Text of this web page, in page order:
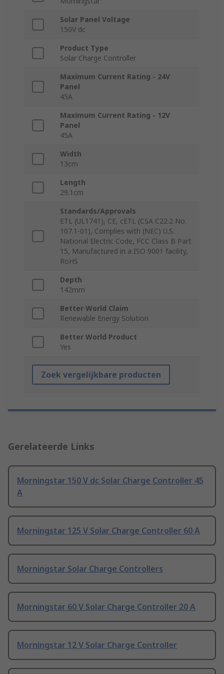
Solar Panel Voltage
150V dc
Product Type
Solar Charge Controller
Maximum Current Rating - 24V
Panel
45A
Maximum Current Rating - 12V
Panel
45A
Width
13cm
Length
29.1cm
Standards/Approvals
ETL (UL1741), CE, cETL (CSA C22.2 No.
107.1-01), Complies with (NEC) U.S.
National Electric Code, FCC Class B Part
15, Manufactured in a ISO 9001 facility,
RoHS
Depth
142mm
Better World Claim
Renewable Energy Solution
Better World Product
Yes
Zoek vergelijkbare producten
Gerelateerde Links
Morningstar 150 V dc Solar Charge Controller 45
A
Morningstar 125 V Solar Charge Controller 60 A
Morningstar Solar Charge Controllers
Morningstar 60 V Solar Charge Controller 20 A
Morningstar 12 V Solar Charge Controller